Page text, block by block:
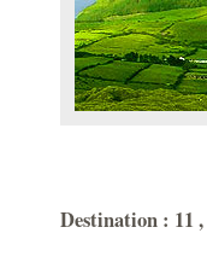
Destination : 11 ,